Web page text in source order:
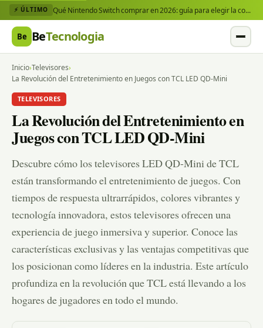
⚡ ÚLTIMO Qué Nintendo Switch comprar en 2026: guía para elegir la consola y los juegos que necesitas
Be BeTecnologia
Inicio›Televisores›
La Revolución del Entretenimiento en Juegos con TCL LED QD-Mini
TELEVISORES
La Revolución del Entretenimiento en
Juegos con TCL LED QD-Mini
Descubre cómo los televisores LED QD-Mini de TCL
están transformando el entretenimiento de juegos. Con
tiempos de respuesta ultrarrápidos, colores vibrantes y
tecnología innovadora, estos televisores ofrecen una
experiencia de juego inmersiva y superior. Conoce las
características exclusivas y las ventajas competitivas que
los posicionan como líderes en la industria. Este artículo
profundiza en la revolución que TCL está llevando a los
hogares de jugadores en todo el mundo.